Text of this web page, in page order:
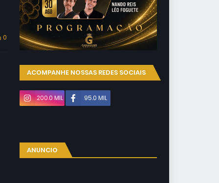
0
ACOMPANHE NOSSAS REDES SOCIAIS
200.0 MIL 95.0 MIL
ANUNCIO